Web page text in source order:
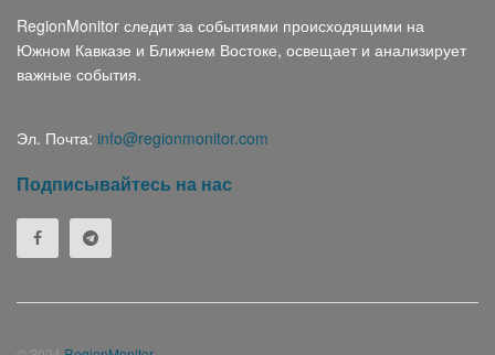
RegionMonitor следит за событиями происходящими на
Южном Кавказе и Ближнем Востоке, освещает и анализирует
важные события.
Эл. Почта: info@regionmonitor.com
Подписывайтесь на нас